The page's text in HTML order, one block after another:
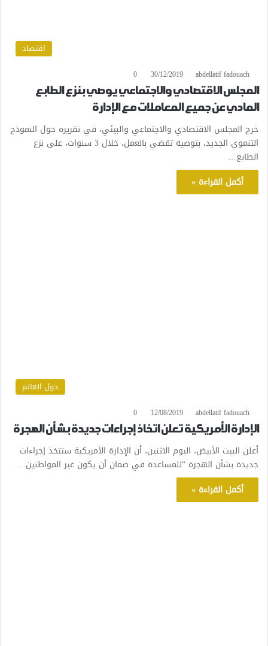
اقتصاد
abdellatif fadouach
30/12/2019
0
المجلس الاقتصادي والاجتماعي يوصي بنزع الطابع
المادي عن جميع المعاملات مع الإدارة
خرج المجلس الاقتصادي والاجتماعي والبيئي، في تقريره حول النموذج
التنموي الجديد، بتوصية تقضي بالعمل، خلال 3 سنوات، على نزع
الطابع…
أكمل القراءة »
حول العالم
abdellatif fadouach
12/08/2019
0
الإدارة الأمريكية تعلن اتخاذ إجراءات جديدة بشأن الهجرة
أعلن البيت الأبيض، اليوم الاثنين، أن الإدارة الأمريكية ستتخذ إجراءات
جديدة بشأن الهجرة “للمساعدة في ضمان أن يكون غير المواطنين…
أكمل القراءة »